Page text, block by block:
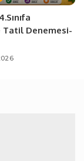
Tatil Denemesi-